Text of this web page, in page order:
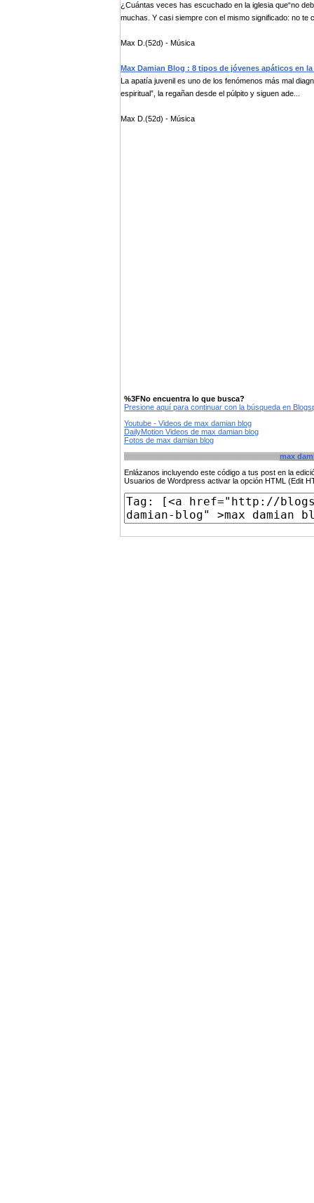
¿Cuántas veces has escuchado en la iglesia que“no
muchas. Y casi siempre con el mismo significado: no te
Max D.(52d) - Música
Max Damian Blog : 8 tipos de jóvenes apáticos en
La apatía juvenil es uno de los fenómenos más mal
espiritual”, la regañan desde el púlpito y siguen ade...
Max D.(52d) - Música
%3FNo encuentra lo que busca?
Presione aquí para continuar con la búsqueda en
Youtube - Videos de max damian blog
DailyMotion Videos de max damian blog
Fotos de max damian blog
max
Enlázanos incluyendo este código a tus post en la
Usuarios de Wordpress activar la opción HTML (Edit